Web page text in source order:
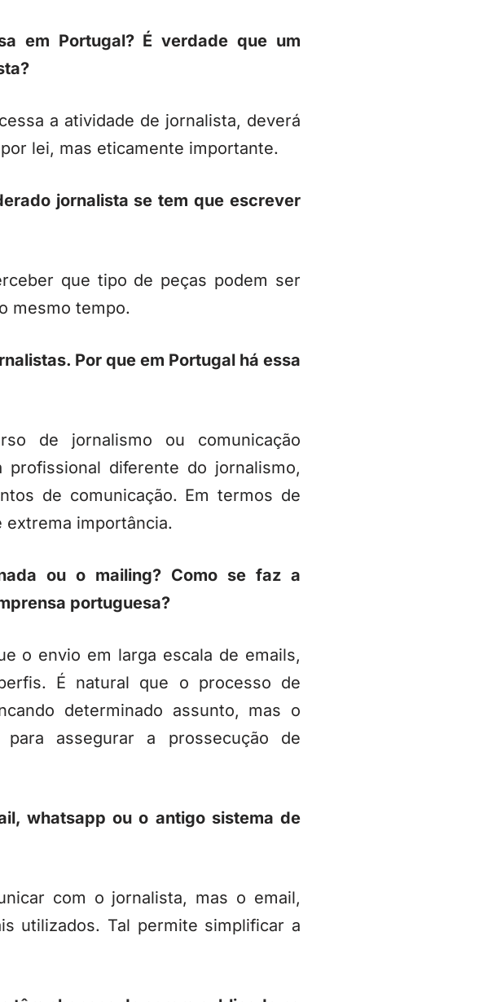
em Portugal? É verdade que um
a atividade de jornalista, deverá
lei, mas eticamente importante.
jornalista se tem que escrever
que tipo de peças podem ser
mesmo tempo.
Por que em Portugal há essa
de jornalismo ou comunicação
diferente do jornalismo,
de comunicação. Em termos de
importância.
ou o mailing? Como se faz a
portuguesa?
o envio em larga escala de emails,
É natural que o processo de
determinado assunto, mas o
assegurar a prossecução de
whatsapp ou o antigo sistema de
com o jornalista, mas o email,
utilizados. Tal permite simplificar a